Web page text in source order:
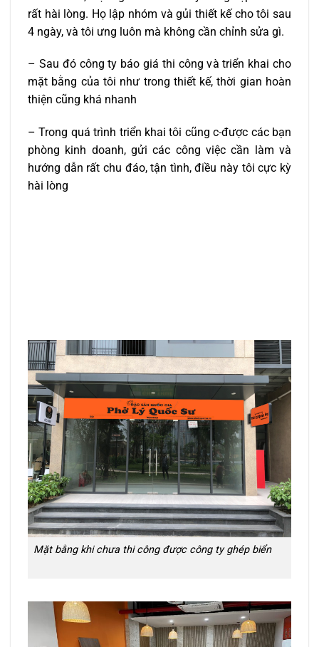
rất hài lòng. Họ lập nhóm và gủi thiết kế cho tôi sau
4 ngày, và tôi ưng luôn mà không cần chỉnh sửa gì.
– Sau đó công ty báo giá thi công và triển khai cho
mặt bằng của tôi như trong thiết kế, thời gian hoàn
thiện cũng khá nhanh
– Trong quá trình triển khai tôi cũng c-được các bạn
phòng kinh doanh, gửi các công việc cần làm và
hướng dẫn rất chu đáo, tận tình, điều này tôi cực kỳ
hài lòng
Mặt bằng khi chưa thi công được công ty ghép biển